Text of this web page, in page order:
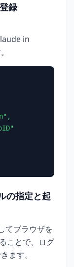
録
in
ID"
の指定と起
てブラウザを
ことで、ログ
ます。